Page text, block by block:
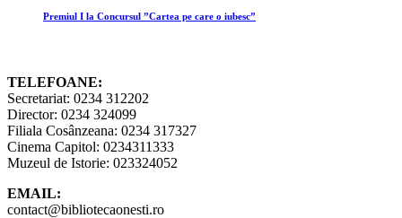
Premiul I la Concursul ”Cartea pe care o iubesc”
TELEFOANE:
Secretariat: 0234 312202
Director: 0234 324099
Filiala Cosânzeana: 0234 317327
Cinema Capitol: 0234311333
Muzeul de Istorie: 023324052
EMAIL:
contact@bibliotecaonesti.ro